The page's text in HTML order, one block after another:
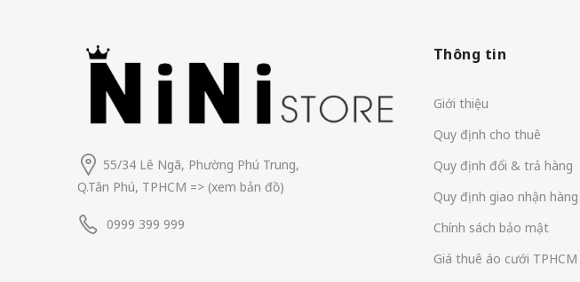
55/34 Lê Ngã, Phường Phú Trung,
Q.Tân Phú, TPHCM => (xem bản đồ)
0999 399 999
Thông tin
Giới thiệu
Quy định cho thuê
Quy định đổi & trả hàng
Quy định giao nhận hàng
Chính sách bảo mật
Giá thuê áo cưới TPHCM